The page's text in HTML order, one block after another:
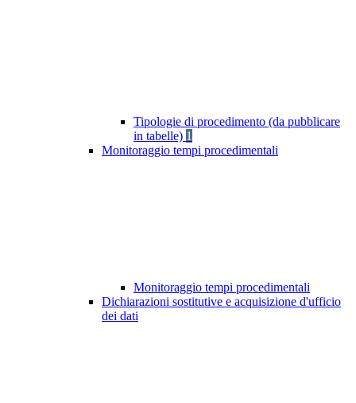
Tipologie di procedimento (da pubblicare
in tabelle) 1
Monitoraggio tempi procedimentali
Monitoraggio tempi procedimentali
Dichiarazioni sostitutive e acquisizione d'ufficio
dei dati